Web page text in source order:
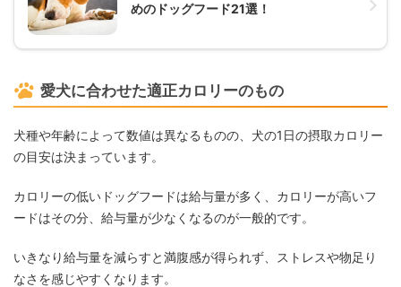
めのドッグフード21選！
愛犬に合わせた適正カロリーのもの
犬種や年齢によって数値は異なるものの、犬の1日の摂取カロリー
の目安は決まっています。
カロリーの低いドッグフードは給与量が多く、カロリーが高いフ
ードはその分、給与量が少なくなるのが一般的です。
いきなり給与量を減らすと満腹感が得られず、ストレスや物足り
なさを感じやすくなります。